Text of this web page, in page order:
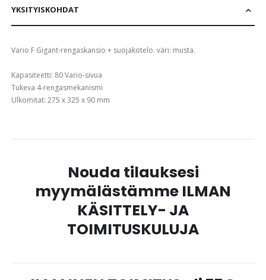
YKSITYISKOHDAT
Vario F Gigant-rengaskansio + suojakotelo. väri: musta.
Kapasiteetti: 80 Vario-sivua
Tukeva 4-rengasmekanismi
Ulkomitat: 275 x 325 x 90 mm
Nouda tilauksesi
myymälästämme ILMAN
KÄSITTELY- JA
TOIMITUSKULUJA